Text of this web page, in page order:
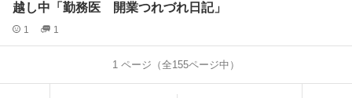
越し中「勤務医 開業つれづれ日記」
1 1
1 ページ（全155ページ中）